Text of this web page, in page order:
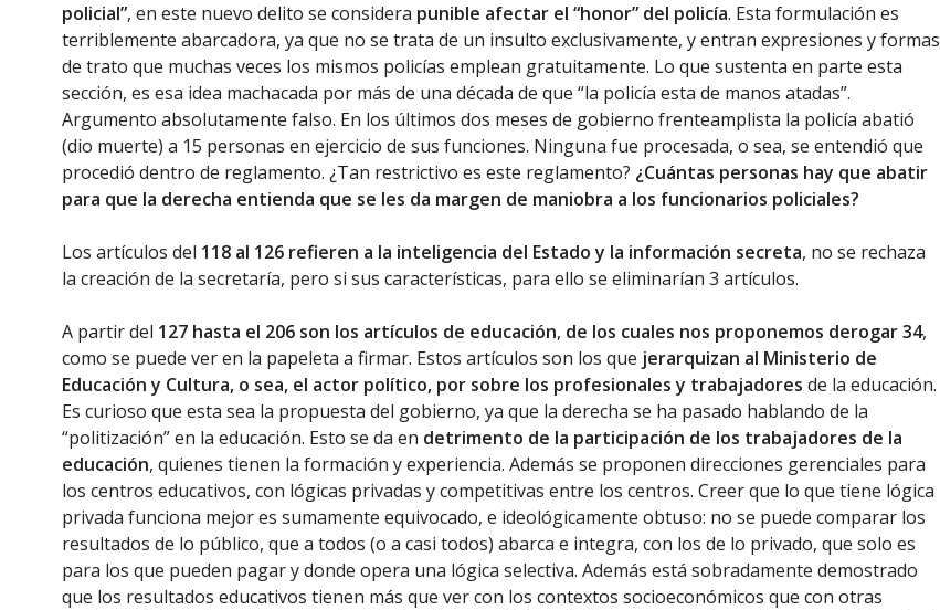
policial”, en este nuevo delito se considera punible afectar el “honor” del policía. Esta formulación es
terriblemente abarcadora, ya que no se trata de un insulto exclusivamente, y entran expresiones y formas
de trato que muchas veces los mismos policías emplean gratuitamente. Lo que sustenta en parte esta
sección, es esa idea machacada por más de una década de que “la policía esta de manos atadas”.
Argumento absolutamente falso. En los últimos dos meses de gobierno frenteamplista la policía abatió
(dio muerte) a 15 personas en ejercicio de sus funciones. Ninguna fue procesada, o sea, se entendió que
procedió dentro de reglamento. ¿Tan restrictivo es este reglamento? ¿Cuántas personas hay que abatir
para que la derecha entienda que se les da margen de maniobra a los funcionarios policiales?
Los artículos del 118 al 126 refieren a la inteligencia del Estado y la información secreta, no se rechaza
la creación de la secretaría, pero si sus características, para ello se eliminarían 3 artículos.
A partir del 127 hasta el 206 son los artículos de educación, de los cuales nos proponemos derogar 34,
como se puede ver en la papeleta a firmar. Estos artículos son los que jerarquizan al Ministerio de
Educación y Cultura, o sea, el actor político, por sobre los profesionales y trabajadores de la educación.
Es curioso que esta sea la propuesta del gobierno, ya que la derecha se ha pasado hablando de la
“politización” en la educación. Esto se da en detrimento de la participación de los trabajadores de la
educación, quienes tienen la formación y experiencia. Además se proponen direcciones gerenciales para
los centros educativos, con lógicas privadas y competitivas entre los centros. Creer que lo que tiene lógica
privada funciona mejor es sumamente equivocado, e ideológicamente obtuso: no se puede comparar los
resultados de lo público, que a todos (o a casi todos) abarca e integra, con los de lo privado, que solo es
para los que pueden pagar y donde opera una lógica selectiva. Además está sobradamente demostrado
que los resultados educativos tienen más que ver con los contextos socioeconómicos que con otras